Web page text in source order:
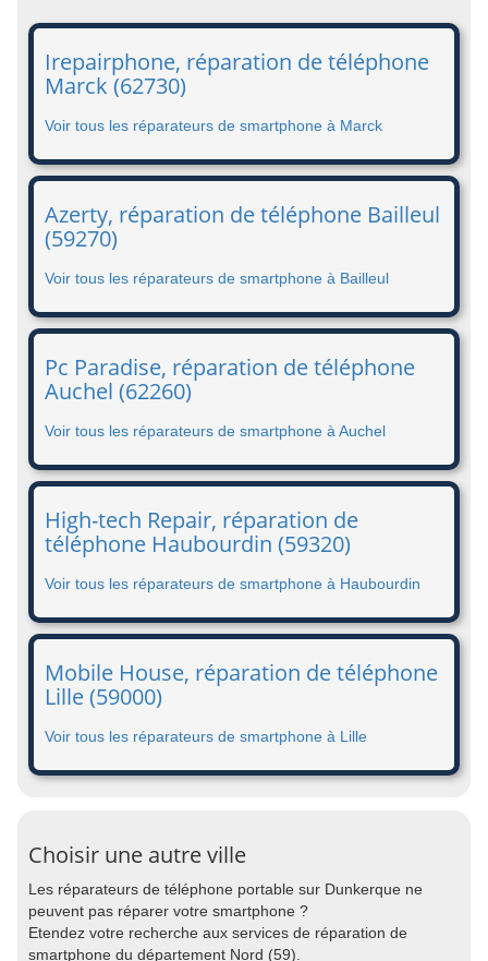
Irepairphone, réparation de téléphone
Marck (62730)
Voir tous les réparateurs de smartphone à Marck
Azerty, réparation de téléphone Bailleul
(59270)
Voir tous les réparateurs de smartphone à Bailleul
Pc Paradise, réparation de téléphone
Auchel (62260)
Voir tous les réparateurs de smartphone à Auchel
High-tech Repair, réparation de
téléphone Haubourdin (59320)
Voir tous les réparateurs de smartphone à Haubourdin
Mobile House, réparation de téléphone
Lille (59000)
Voir tous les réparateurs de smartphone à Lille
Choisir une autre ville
Les réparateurs de téléphone portable sur Dunkerque ne
peuvent pas réparer votre smartphone ?
Etendez votre recherche aux services de réparation de
smartphone du département Nord (59).